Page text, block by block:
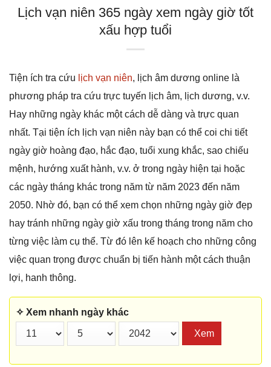
Lịch vạn niên 365 ngày xem ngày giờ tốt
xấu hợp tuổi
Tiện ích tra cứu lịch vạn niên, lịch âm dương online là
phương pháp tra cứu trực tuyến lịch âm, lịch dương, v.v.
Hay những ngày khác một cách dễ dàng và trực quan
nhất. Tại tiện ích lịch vạn niên này bạn có thể coi chi tiết
ngày giờ hoàng đạo, hắc đạo, tuổi xung khắc, sao chiếu
mệnh, hướng xuất hành, v.v. ở trong ngày hiện tại hoặc
các ngày tháng khác trong năm từ năm 2023 đến năm
2050. Nhờ đó, bạn có thể xem chọn những ngày giờ đẹp
hay tránh những ngày giờ xấu trong tháng trong năm cho
từng việc làm cụ thể. Từ đó lên kế hoạch cho những công
việc quan trọng được chuẩn bị tiến hành một cách thuận
lợi, hanh thông.
✧ Xem nhanh ngày khác
Xem